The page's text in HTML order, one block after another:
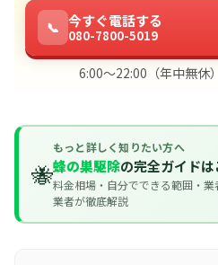
📞 今すぐ電話する
080-7800-5019
6:00〜22:00（年中無休
🐝
もっと詳しく知りたい方へ
蜂の巣駆除の完全ガイドは
料金相場・自分でできる範囲・
業者が徹底解説